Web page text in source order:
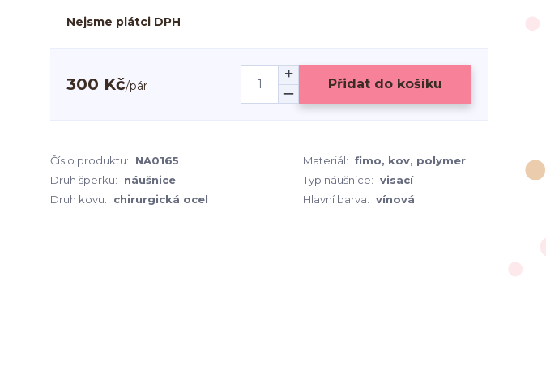
Nejsme plátci DPH
300 Kč/pár Přidat do košíku
Číslo produktu: NA0165 Materiál: fimo, kov, polymer
Druh šperku:
náušnice Typ náušnice: visací
Druh kovu:
chirurgická ocel Hlavní barva: vínová